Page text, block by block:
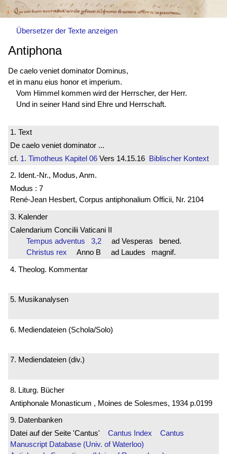
Übersetzer der Texte anzeigen
Antiphona
De caelo veniet dominator Dominus,
et in manu eius honor et imperium.
Vom Himmel kommen wird der Herrscher, der Herr.
Und in seiner Hand sind Ehre und Herrschaft.
1. Text
De caelo veniet dominator ...
cf. 1. Timotheus Kapitel 06 Vers 14.15.16 Biblischer Kontext
2. Ident.-Nr., Modus, Anm.
Modus : 7
René-Jean Hesbert, Corpus antiphonalium Officii, Nr. 2104
3. Kalender
Calendarium Concilii Vaticani II
Tempus adventus 3,2 ad Vesperas bened.
Christus rex
Anno B ad Laudes magnif.
4. Theolog. Kommentar
5. Musikanalysen
6. Mediendateien (Schola/Solo)
7. Mediendateien (div.)
8. Liturg. Bücher
Antiphonale Monasticum , Moines de Solesmes, 1934 p.0199
9. Datenbanken
Datei auf der Seite 'Cantus' Cantus Index
Cantus
Manuscript Database (Univ. of Waterloo)